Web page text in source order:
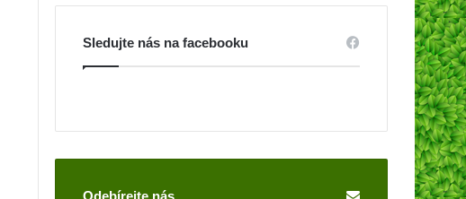
Sledujte nás na facebooku
Odebírejte nás